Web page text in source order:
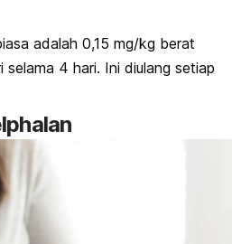
adalah 0,15 mg/kg berat
selama 4 hari. Ini diulang setiap